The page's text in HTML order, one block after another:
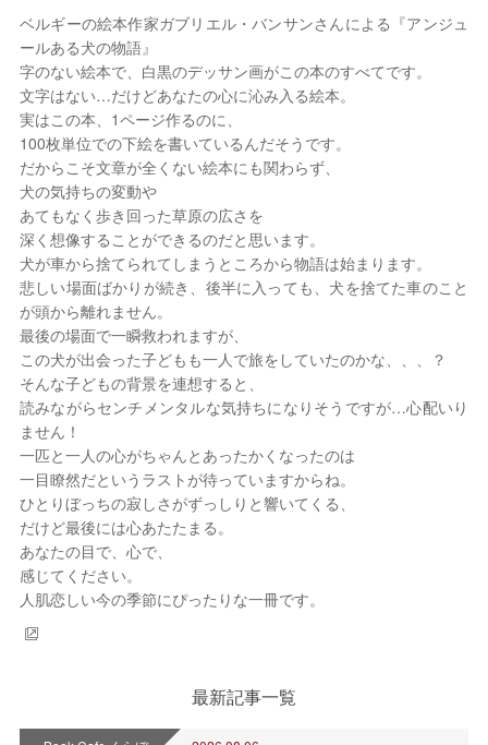
月 水 木
2 3 4 5 6 7 8
9 10 11 12 13 14 15
16 17 18 19 20 21 22
23 24 25 26 27 28 29
30 31
ベルギーの絵本作家ガブリエル・バンサンさんによる『アンジュ
ールある犬の物語』
字のない絵本で、白黒のデッサン画がこの本のすべてです。
文字はない…だけどあなたの心に沁み入る絵本。
実はこの本、1ページ作るのに、
100枚単位での下絵を書いているんだそうです。
だからこそ文章が全くない絵本にも関わらず、
犬の気持ちの変動や
あてもなく歩き回った草原の広さを
深く想像することができるのだと思います。
犬が車から捨てられてしまうところから物語は始まります。
悲しい場面ばかりが続き、後半に入っても、犬を捨てた車のこと
が頭から離れません。
最後の場面で一瞬救われますが、
この犬が出会った子どもも一人で旅をしていたのかな、、、？
そんな子どもの背景を連想すると、
読みながらセンチメンタルな気持ちになりそうですが…心配いり
ません！
一匹と一人の心がちゃんとあったかくなったのは
一目瞭然だというラストが待っていますからね。
ひとりぼっちの寂しさがずっしりと響いてくる、
だけど最後には心あたたまる。
あなたの目で、心で、
感じてください。
人肌恋しい今の季節にぴったりな一冊です。
最新記事一覧